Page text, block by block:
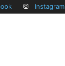
Instagram